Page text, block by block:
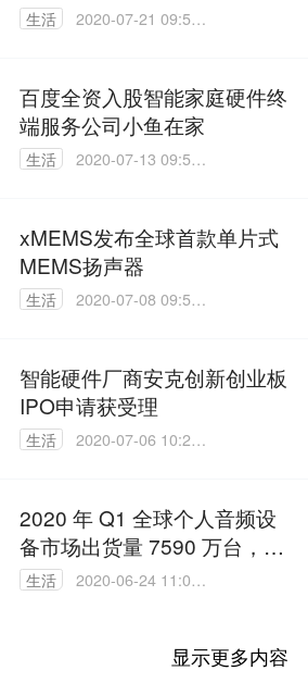
生活
2020-07-21 09:51:
百度全资入股智能家庭硬件终
端服务公司小鱼在家
生活
2020-07-13 09:55:
xMEMS发布全球首款单片式
MEMS扬声器
生活
2020-07-08 09:58:
智能硬件厂商安克创新创业板
IPO申请获受理
生活
2020-07-06 10:25:
2020 年 Q1 全球个人音频设
备市场出货量 7590 万台，苹
果占比 41%
生活
2020-06-24 11:09:
显示更多内容